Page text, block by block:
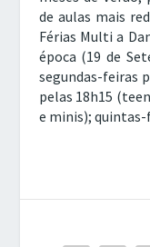
de aulas mais
Férias Multi a
época (19 de
segundas-feiras
pelas 18h15
e minis); quintas-